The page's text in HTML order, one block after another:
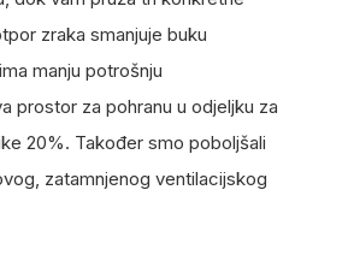
zraka smanjuje buku
manju potrošnju
prostor za pohranu u odjeljku za
20%. Također smo poboljšali
zatamnjenog ventilacijskog